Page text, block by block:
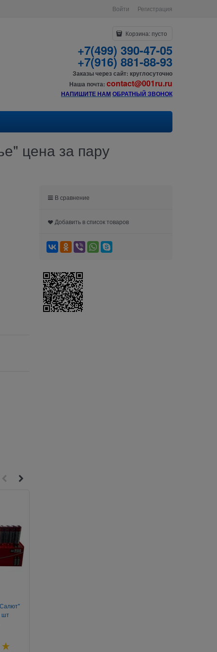
Войти Регистрация
Корзина: пусто
+7(499) 390-47-05
+7(916) 881-88-93
Заказы через сайт: круглосуточно
Наша почта: contact@001ru.ru
НАПИШИТЕ НАМОБРАТНЫЙ ЗВОНОК
цена за пару
шт
В сравнение
Добавить в список товаров